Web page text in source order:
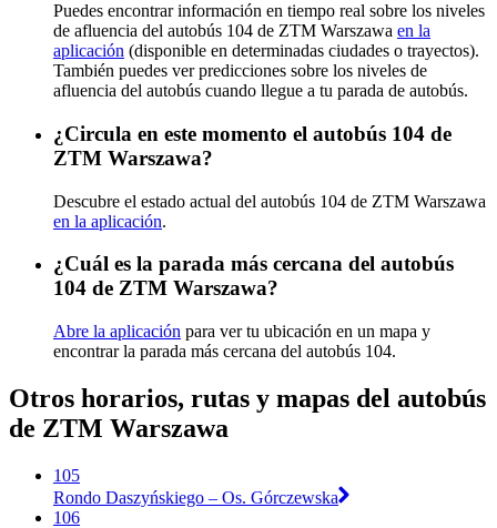
Puedes encontrar información en tiempo real sobre los niveles
de afluencia del autobús 104 de ZTM Warszawa en la
aplicación (disponible en determinadas ciudades o trayectos).
También puedes ver predicciones sobre los niveles de
afluencia del autobús cuando llegue a tu parada de autobús.
¿Circula en este momento el autobús 104 de
ZTM Warszawa?
Descubre el estado actual del autobús 104 de ZTM Warszawa
en la aplicación.
¿Cuál es la parada más cercana del autobús
104 de ZTM Warszawa?
Abre la aplicación para ver tu ubicación en un mapa y
encontrar la parada más cercana del autobús 104.
Otros horarios, rutas y mapas del autobús
de ZTM Warszawa
105
Rondo Daszyńskiego – Os. Górczewska
106